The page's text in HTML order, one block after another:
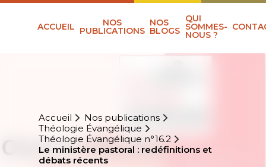
ACCUEIL NOS
PUBLICATIONS
NOS
BLOGS
QUI
SOMMES-
NOUS ?
Accueil
Nos publications
Théologie Évangélique
Théologie Évangélique n°16.2
Le ministère pastoral : redéfinitions et
débats récents